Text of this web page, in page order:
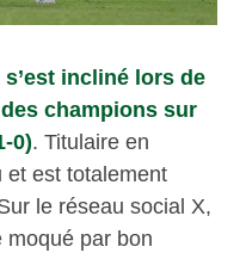
s’est incliné lors de
champions sur
0). Titulaire en
est totalement
le réseau social X,
moqué par bon